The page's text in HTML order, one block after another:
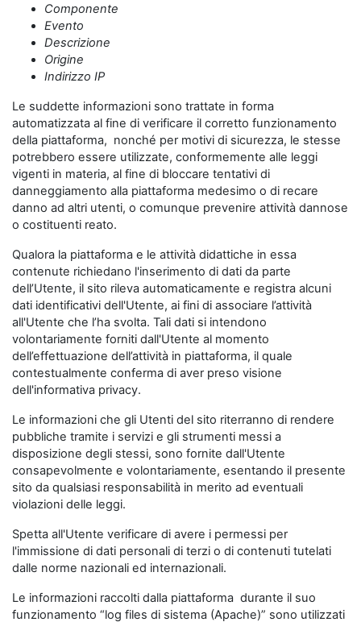
Componente
Evento
Descrizione
Origine
Indirizzo IP
Le suddette informazioni sono trattate in forma
automatizzata al fine di verificare il corretto funzionamento
della piattaforma, nonché per motivi di sicurezza, le stesse
potrebbero essere utilizzate, conformemente alle leggi
vigenti in materia, al fine di bloccare tentativi di
danneggiamento alla piattaforma medesimo o di recare
danno ad altri utenti, o comunque prevenire attività dannose
o costituenti reato.
Qualora la piattaforma e le attività didattiche in essa
contenute richiedano l'inserimento di dati da parte
dell’Utente, il sito rileva automaticamente e registra alcuni
dati identificativi dell'Utente, ai fini di associare l’attività
all'Utente che l’ha svolta. Tali dati si intendono
volontariamente forniti dall'Utente al momento
dell’effettuazione dell’attività in piattaforma, il quale
contestualmente conferma di aver preso visione
dell'informativa privacy.
Le informazioni che gli Utenti del sito riterranno di rendere
pubbliche tramite i servizi e gli strumenti messi a
disposizione degli stessi, sono fornite dall'Utente
consapevolmente e volontariamente, esentando il presente
sito da qualsiasi responsabilità in merito ad eventuali
violazioni delle leggi.
Spetta all'Utente verificare di avere i permessi per
l'immissione di dati personali di terzi o di contenuti tutelati
dalle norme nazionali ed internazionali.
Le informazioni raccolti dalla piattaforma durante il suo
funzionamento “log files di sistema (Apache)” sono utilizzati